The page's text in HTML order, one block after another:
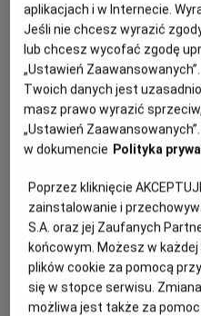
REŻYSERIA
Stanley Kubrick
OBSADA
Danny Lloyd, Shelley Duvall,
WIĘCEJ
OPIS WYDARZENIA
Spróbuj odpowiedzieć sobie
najbardziej: potworów z
może tego, że pewnego
kto powinien strzec cię i
zabić?
Lśnienie to ekranizacja
Kinga, którą uznano za
kierunkiem reżysera
stworzył niezapomnianą
aplikacjach i w Internecie.
Jeśli nie chcesz wyrazić
lub chcesz wycofać zgodę
„Ustawień
Twoich danych jest
masz prawo wyrazić
„Ustawień
w dokumencie Polityka
Poprzez kliknięcie
zainstalowanie i
S.A. oraz jej Zaufanych
końcowym. Możesz w
plików cookie za pomocą
się w stopce serwisu.
możliwa jest także za